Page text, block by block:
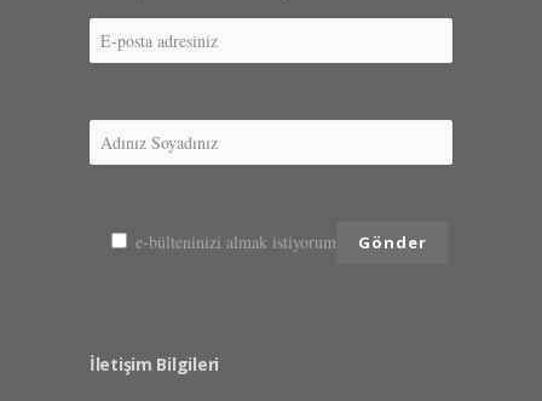
e-bülteninizi almak istiyorum
İletişim Bilgileri